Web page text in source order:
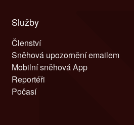
Služby
Členství
Sněhová upozornění emailem
Mobilní sněhová App
Reportéři
Počasí